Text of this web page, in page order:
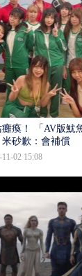
癱瘓！ 「AV版魷
砂歉：會補償
11-02 15:08